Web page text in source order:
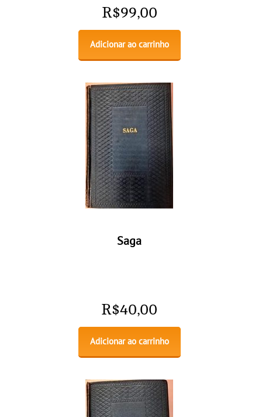
R$99,00
Adicionar ao carrinho
Saga
R$40,00
Adicionar ao carrinho